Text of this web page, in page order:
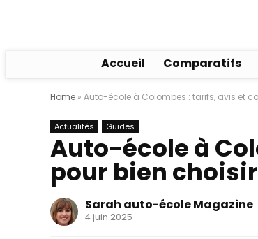
Accueil Comparatifs
Home » Auto-école à Colombes : tarifs, avis et
Actualités Guides
Auto-école à
pour bien choisir
Sarah auto-école Magazine
4 juin 2025